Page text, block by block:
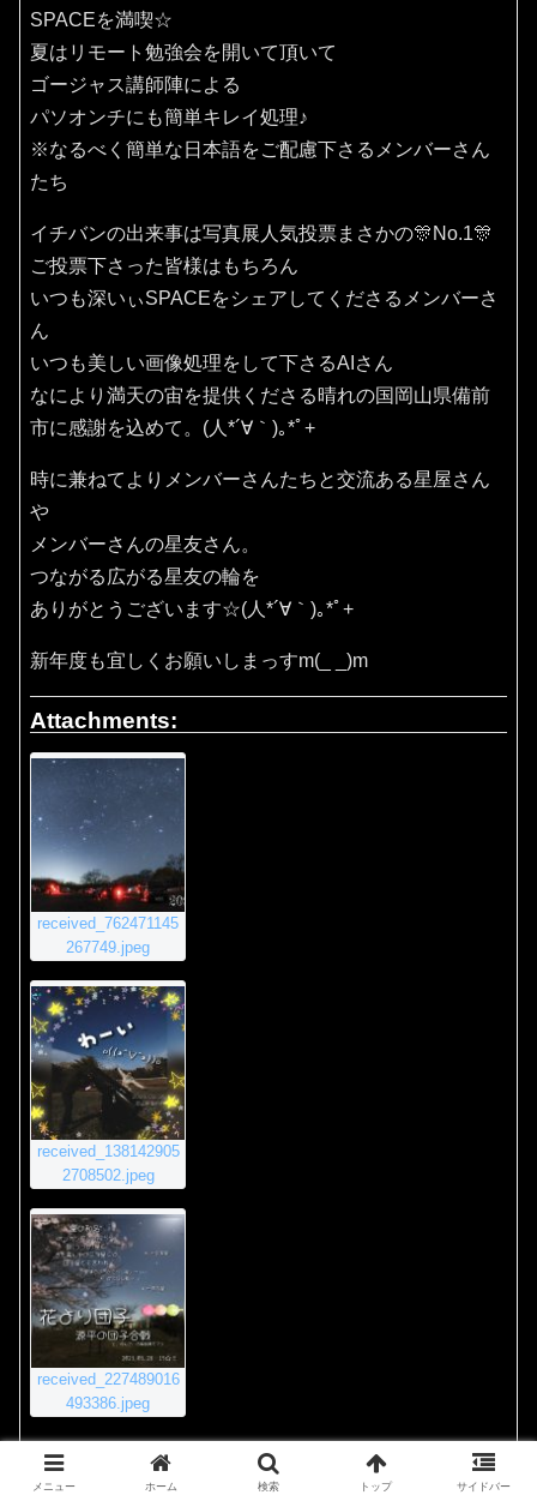
SPACEを満喫☆
夏はリモート勉強会を開いて頂いて
ゴージャス講師陣による
パソオンチにも簡単キレイ処理♪
※なるべく簡単な日本語をご配慮下さるメンバーさん
たち
イチバンの出来事は写真展人気投票まさかの🎊No.1🎊
ご投票下さった皆様はもちろん
いつも深いぃSPACEをシェアしてくださるメンバーさ
ん
いつも美しい画像処理をして下さるAIさん
なにより満天の宙を提供くださる晴れの国岡山県備前
市に感謝を込めて。(⁠人⁠*⁠´⁠∀⁠｀⁠)⁠｡⁠*ﾟ⁠+
時に兼ねてよりメンバーさんたちと交流ある星屋さん
や
メンバーさんの星友さん。
つながる広がる星友の輪を
ありがとうございます☆(⁠人⁠*⁠´⁠∀⁠｀⁠)⁠｡⁠*ﾟ⁠+
新年度も宜しくお願いしまっすm(_ _)m
Attachments:
received_762471145
267749.jpeg
received_138142905
2708502.jpeg
received_227489016
493386.jpeg
2020年11月23日 8:55 PM #4011
メニュー ホーム 検索 トップ サイドバー